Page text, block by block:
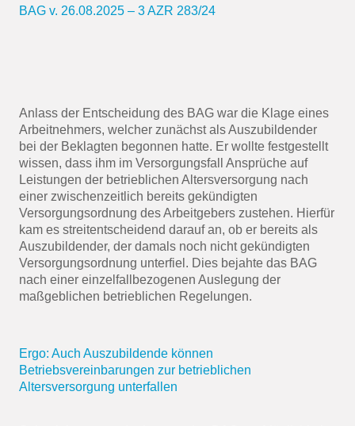
BAG v. 26.08.2025 – 3 AZR 283/24
Anlass der Entscheidung des BAG war die Klage eines
Arbeitnehmers, welcher zunächst als Auszubildender
bei der Beklagten begonnen hatte. Er wollte festgestellt
wissen, dass ihm im Versorgungsfall Ansprüche auf
Leistungen der betrieblichen Altersversorgung nach
einer zwischenzeitlich bereits gekündigten
Versorgungsordnung des Arbeitgebers zustehen. Hierfür
kam es streitentscheidend darauf an, ob er bereits als
Auszubildender, der damals noch nicht gekündigten
Versorgungsordnung unterfiel. Dies bejahte das BAG
nach einer einzelfallbezogenen Auslegung der
maßgeblichen betrieblichen Regelungen.
Ergo: Auch Auszubildende können
Betriebsvereinbarungen zur betrieblichen
Altersversorgung unterfallen